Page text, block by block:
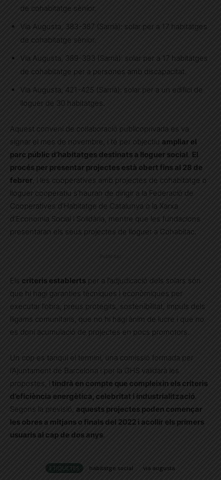
de cohabitatge sènior.
Via Augusta, 383-387 (Sarrià): solar per a 17 habitatges
de cohabitatge sènior.
Via Augusta, 389-393 (Sarrià): solar per a 17 habitatges
de cohabitatge per a persones amb discapacitat.
Via Augusta, 421-425 (Sarrià): solar per a un edifici de
lloguer de 30 habitatges.
Aquest conveni de col·laboració publicoprivada es va
signar el mes de novembre, i té per objectiu ampliar el
parc públic d’habitatges destinats a lloguer social
El
procés per presentar projectes està obert fins al 28 de
febrer , i les cooperatives amb projectes de cohabitatge o
lloguer cooperatiu s’hauran de dirigir a la Federació de
Cooperatives d’Habitatge de Catalunya o la Xarxa
d’Economia Social i Solidària, mentre que les fundacions
presentaran els seus projectes de lloguer a Cohabitac.
Els criteris establerts per a l’adjudicació dels solars són
que hi hagi garanties tècniques i econòmiques per
executar l’obra, preus protegits, sostenibilitat, impuls dels
lligams comunitaris, que no hi hagi ànim de lucre i que no
es doni acumulació de projectes en pocs promotors.
Un cop es tanqui el termini, una comissió formada per
l’Ajuntament de Barcelona i per la GHS validarà les
propostes, i tindrà en compte que compleixin els criteris
d’eficiència energètica, celebritat i industrialització
Segons la previsió, aquests projectes poden començar
les obres a mitjans o finals del 2022 i acollir els primers
usuaris al cap de dos anys
ETIQUETES habitatge social via augusta